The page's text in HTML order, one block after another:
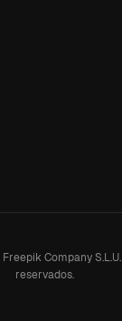
Freepik Company S.L.U.
reservados.